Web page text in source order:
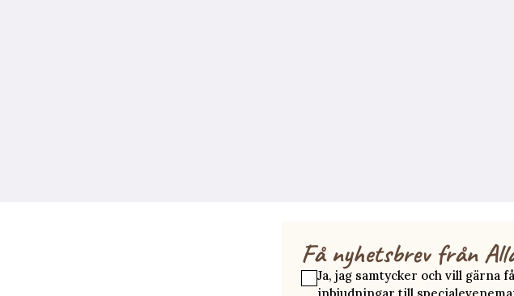
Få nyhetsbrev från
Ja, jag samtycker och vill gärna